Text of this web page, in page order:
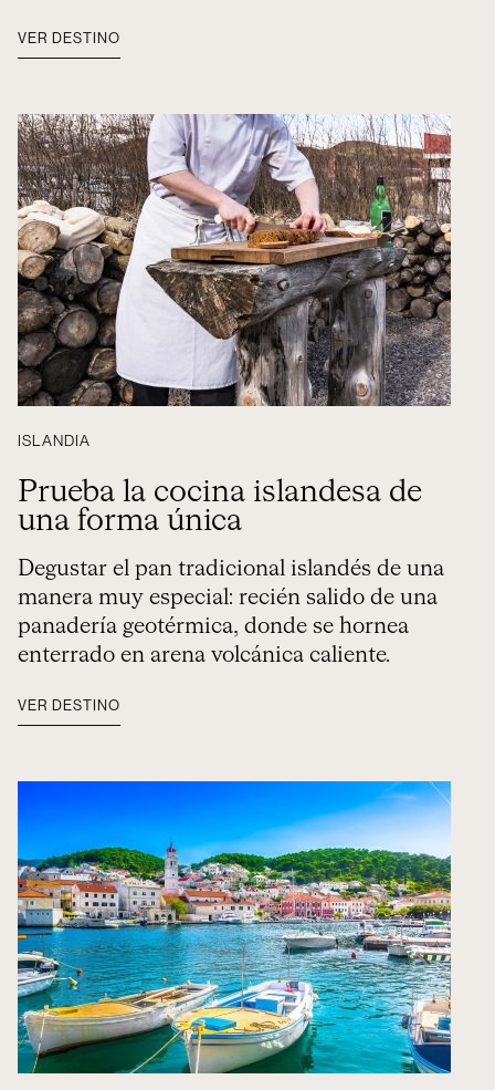
VER DESTINO
ISLANDIA
Prueba la cocina islandesa de
una forma única
Degustar el pan tradicional islandés de una
manera muy especial: recién salido de una
panadería geotérmica, donde se hornea
enterrado en arena volcánica caliente.
VER DESTINO